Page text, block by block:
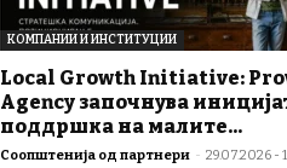
КОМПАНИИ И ИНСТИТУЦИИ
Local Growth Initiative:
Agency започнува
поддршка на малите...
Соопштенија од партнери - 29.07.2026 -